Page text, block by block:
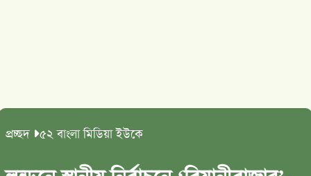
প্রচ্ছদ ৫২ বাংলা মিডিয়া ইউকে